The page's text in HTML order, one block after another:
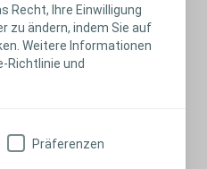
Recht, Ihre Einwilligung
zu ändern, indem Sie auf
Weitere Informationen
Richtlinie und
Präferenzen
bestellen, die Sie bereits
wissen Sie, wie Sie
Wenn Sie nach und nach
essen, reduzieren sich im
essen gehen. Auch wenn es
zu trinken, sollten Sie es
und mögliche Reaktionen
ganz vermeiden.